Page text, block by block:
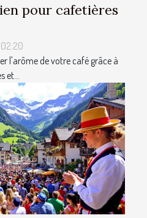
pour cafetières
l'arôme de votre café grâce à
et...